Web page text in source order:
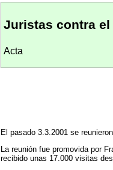
Juristas contra el
Acta
El pasado 3.3.2001 se
La reunión fue promovida por
recibido unas 17.000 visitas